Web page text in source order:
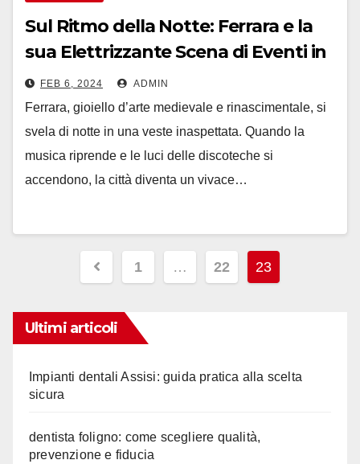
Sul Ritmo della Notte: Ferrara e la
sua Elettrizzante Scena di Eventi in
Discoteca
FEB 6, 2024 ADMIN
Ferrara, gioiello d’arte medievale e rinascimentale, si
svela di notte in una veste inaspettata. Quando la
musica riprende e le luci delle discoteche si
accendono, la città diventa un vivace…
Paginazione
articoli
1 … 22 23
Ultimi articoli
Impianti dentali Assisi: guida pratica alla scelta
sicura
dentista foligno: come scegliere qualità,
prevenzione e fiducia